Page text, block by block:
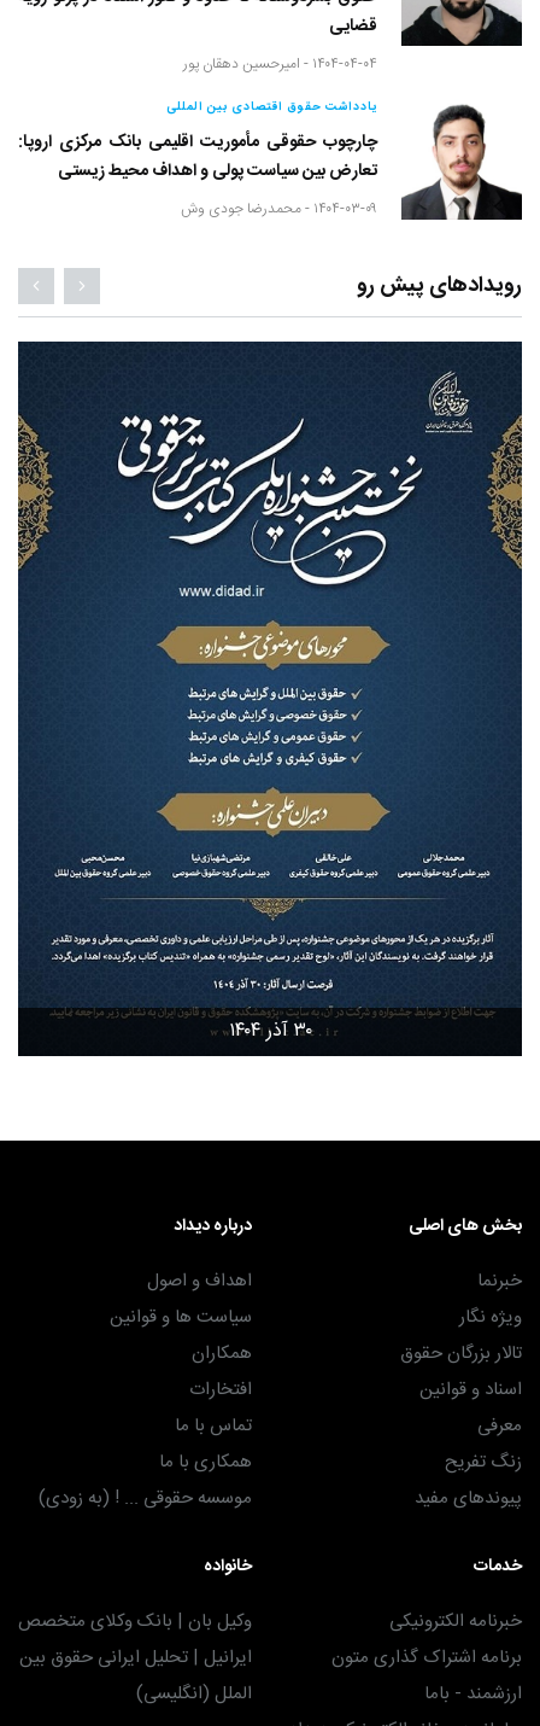
قضایی
۱۴۰۴-۰۴-۰۴ - امیرحسین دهقان پور
یادداشت حقوق اقتصادی بین المللی
چارچوب حقوقی مأموریت اقلیمی بانک مرکزی اروپا:
تعارض بین سیاست پولی و اهداف محیط زیستی
۱۴۰۴-۰۳-۰۹ - محمدرضا جودی وش
رویدادهای پیش رو
۳۰ آذر ۱۴۰۴
بخش های اصلی
خبرنما
ویژه نگار
تالار بزرگان حقوق
اسناد و قوانین
معرفی
زنگ تفریح
پیوندهای مفید
درباره دیداد
اهداف و اصول
سیاست ها و قوانین
همکاران
افتخارات
تماس با ما
همکاری با ما
موسسه حقوقی ... ! (به زودی)
خدمات
خبرنامه الکترونیکی
برنامه اشتراک گذاری متون
ارزشمند - باما
خانواده
وکیل بان | بانک وکلای متخصص
ایرانیل | تحلیل ایرانی حقوق بین
الملل (انگلیسی)